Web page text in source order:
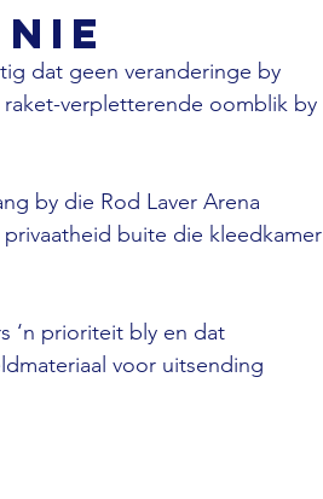
dat geen veranderinge by
verpletterende oomblik by
by die Rod Laver Arena
buite die kleedkamer
‘n prioriteit bly en dat
voor uitsending